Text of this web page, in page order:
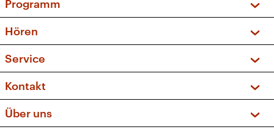
Programm
Sendungen und Podcasts
Musikliste
Kakadu – Das Kinderprogramm
Hören
Frequenzen (UKW + DAB+)
Service
FAQ
Apps
Newsletter
Kontakt
Social Media
Über uns